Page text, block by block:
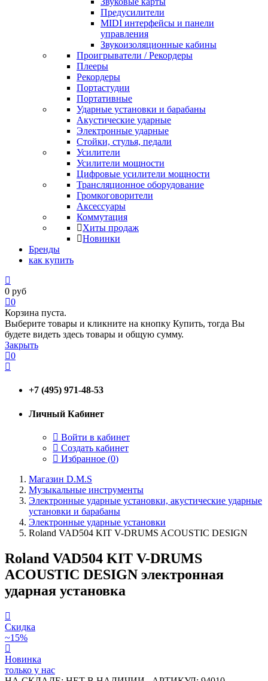
Предусилители
MIDI интерфейсы и панели
управления
Звукоизоляционные кабины
Проигрыватели / Рекордеры
Плееры
Рекордеры
Портастудии
Портативные
Ударные установки и барабаны
Акустические ударные
Электронные ударные
Стойки, стулья, педали
Усилители
Усилители мощности
Цифровые усилители мощности
Трансляционное оборудование
Громкоговорители
Аксессуары
Коммутация
Хиты продаж
Новинки
Бренды
как купить
0 руб
0
Корзина пуста.
Выберите товары и кликните на кнопку Купить, тогда Вы
будете видеть здесь товары и общую сумму.
Закрыть
0
+7 (495) 971-48-53
Личный Кабинет
Войти в кабинет
Создать кабинет
Избранное (0)
Магазин D.M.S
Музыкальные инструменты
Электронные ударные установки, акустические ударные
установки и барабаны
Электронные ударные установки
Roland VAD504 KIT V-DRUMS ACOUSTIC DESIGN
Roland VAD504 KIT V-DRUMS
ACOUSTIC DESIGN электронная
ударная установка
Скидка
~15%
Новинка
только у нас